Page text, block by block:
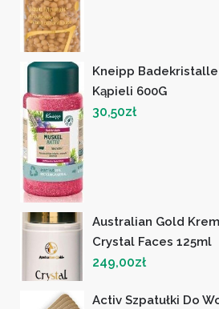
Kneipp
Kąpieli 600G
30,50zł
Australian Gold
Crystal Faces 125ml
249,00zł
Activ Szpatułki Do